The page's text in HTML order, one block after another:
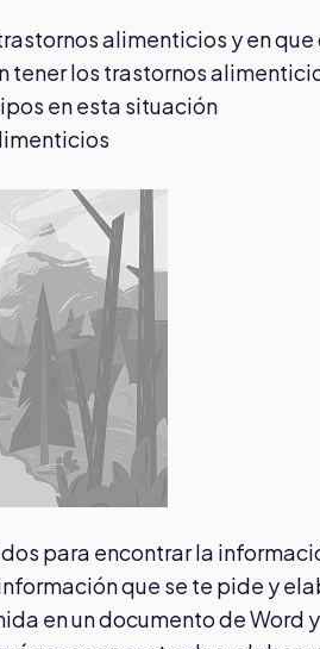
alimenticios y en
tener los trastornos
en esta situación
para encontrar la
que se te pide y
en un documento de Word